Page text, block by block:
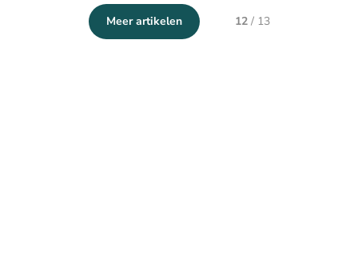
Meer artikelen 12/ 13